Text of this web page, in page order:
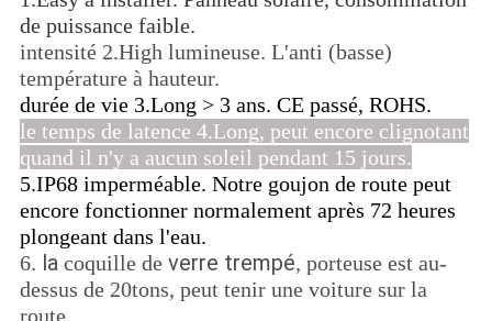
de puissance faible.
intensité 2.High lumineuse. L'anti (basse)
température à hauteur.
durée de vie 3.Long > 3 ans. CE passé, ROHS.
le temps de latence 4.Long, peut encore clignotant
quand il n'y a aucun soleil pendant 15 jours.
5.IP68 imperméable. Notre goujon de route peut
encore fonctionner normalement après 72 heures
plongeant dans l'eau.
6. la coquille deverre trempé, porteuse est au-
dessus de 20tons, peut tenir une voiture sur la
route.